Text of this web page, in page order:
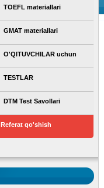
TOEFL materiallari
GMAT materiallari
O'QITUVCHILAR uchun
TESTLAR
DTM Test Savollari
Referat qo'shish